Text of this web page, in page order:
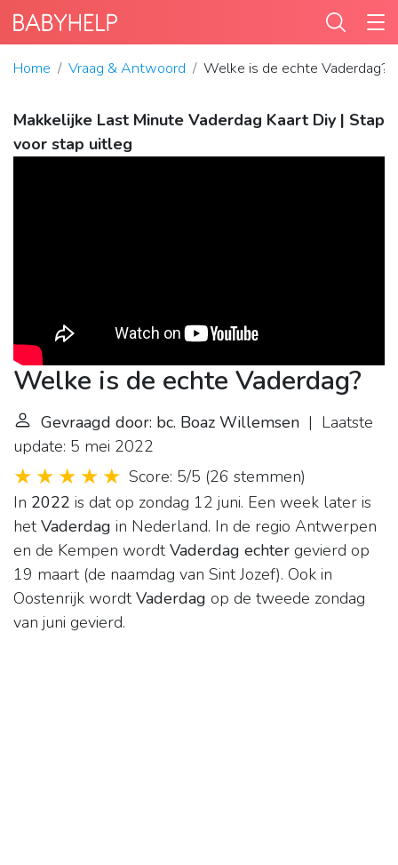
Home Vraag & Antwoord Welke is de echte Vaderdag?
Makkelijke Last Minute Vaderdag Kaart Diy | Stap
voor stap uitleg
Welke is de echte Vaderdag?
Gevraagd door: bc. Boaz Willemsen | Laatste
update: 5 mei 2022
Score: 5/5 (26 stemmen)
In 2022 is dat op zondag 12 juni. Een week later is
hetVaderdag in Nederland. In de regio Antwerpen
en de Kempen wordtVaderdag echter gevierd op
19 maart (de naamdag van Sint Jozef). Ook in
Oostenrijk wordtVaderdag op de tweede zondag
van juni gevierd.